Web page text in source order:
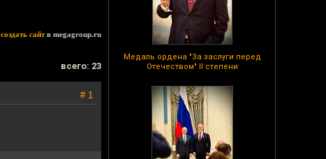
Медаль ордена "За заслуги перед
Отечеством" II степени
создать сайтв megagroup.ru
всего: 23
# 1